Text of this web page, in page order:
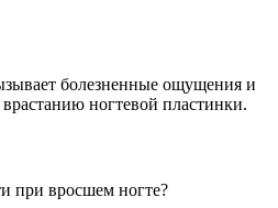
болезненные ощущения и
ногтевой пластинки.
при вросшем ногте?